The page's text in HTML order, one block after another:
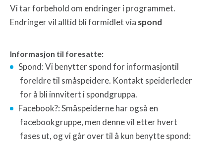
Vi tar forbehold om endringer i programmet.
Endringer vil alltid bli formidlet via spond
Informasjon til foresatte:
Spond: Vi benytter spond for informasjontil
foreldre til småspeidere. Kontakt speiderleder
for å bli innvitert i spondgruppa.
Facebook?: Småspeiderne har også en
facebookgruppe, men denne vil etter hvert
fases ut, og vi går over til å kun benytte spond: